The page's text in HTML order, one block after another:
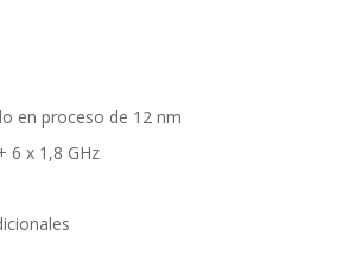
en proceso de 12 nm
6 x 1,8 GHz